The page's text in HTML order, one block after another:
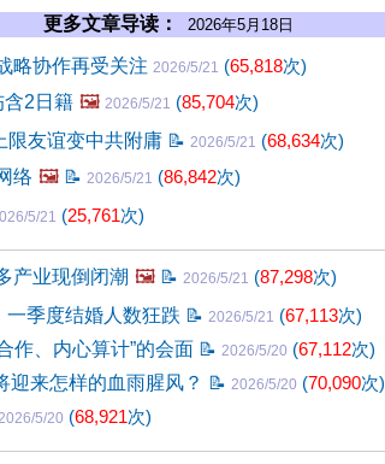
更多文章导读： 2026年5月18日
略协作再受关注 2026/5/21 (65,818次)
含2日籍 🖼️ 2026/5/21 (85,704次)
限友谊变中共附庸 📝 2026/5/21 (68,634次)
络 🖼️ 📝 2026/5/21 (86,842次)
5/21 (25,761次)
产业现倒闭潮 🖼️ 📝 2026/5/21 (87,298次)
季度结婚人数狂跌 📝 2026/5/21 (67,113次)
作、内心算计”的会面 📝 2026/5/20 (67,112次)
迎来怎样的血雨腥风？ 📝 2026/5/20 (70,090次)
5/20 (68,921次)